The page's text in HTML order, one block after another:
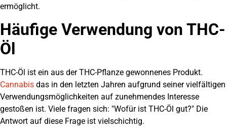
ermöglicht.
Häufige Verwendung von THC-
Öl
THC-Öl ist ein aus der THC-Pflanze gewonnenes Produkt.
Cannabis das in den letzten Jahren aufgrund seiner vielfältigen
Verwendungsmöglichkeiten auf zunehmendes Interesse
gestoßen ist. Viele fragen sich: "Wofür ist THC-Öl gut?" Die
Antwort auf diese Frage ist vielschichtig.